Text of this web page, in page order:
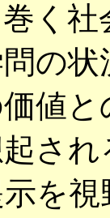
く社
の
値
さ
を